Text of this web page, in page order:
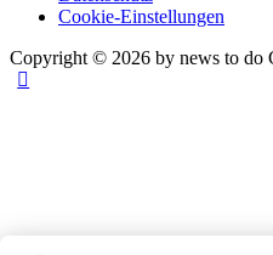
Cookie-Einstellungen
Copyright © 2026 by news to do